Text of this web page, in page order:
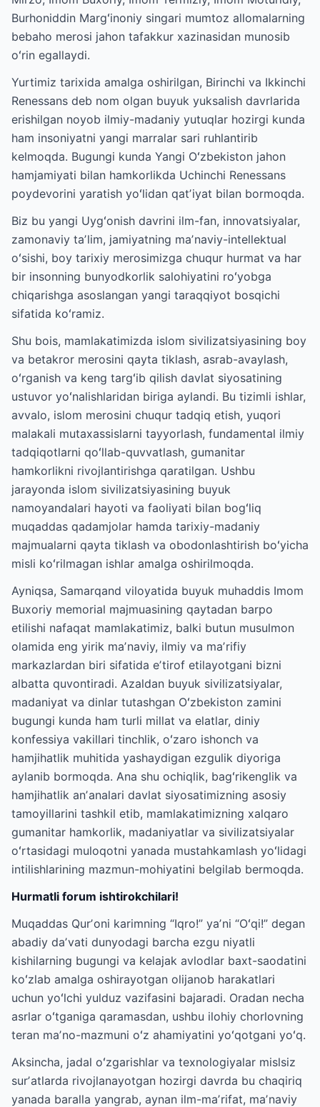
Burhoniddin Margʻinoniy singari mumtoz allomalarning
bebaho merosi jahon tafakkur xazinasidan munosib
oʻrin egallaydi.
Yurtimiz tarixida amalga oshirilgan, Birinchi va Ikkinchi
Renessans deb nom olgan buyuk yuksalish davrlarida
erishilgan noyob ilmiy-madaniy yutuqlar hozirgi kunda
ham insoniyatni yangi marralar sari ruhlantirib
kelmoqda. Bugungi kunda Yangi Oʻzbekiston jahon
hamjamiyati bilan hamkorlikda Uchinchi Renessans
poydevorini yaratish yoʻlidan qatʼiyat bilan bormoqda.
Biz bu yangi Uygʻonish davrini ilm-fan, innovatsiyalar,
zamonaviy taʼlim, jamiyatning maʼnaviy-intellektual
oʻsishi, boy tarixiy merosimizga chuqur hurmat va har
bir insonning bunyodkorlik salohiyatini roʻyobga
chiqarishga asoslangan yangi taraqqiyot bosqichi
sifatida koʻramiz.
Shu bois, mamlakatimizda islom sivilizatsiyasining boy
va betakror merosini qayta tiklash, asrab-avaylash,
oʻrganish va keng targʻib qilish davlat siyosatining
ustuvor yoʻnalishlaridan biriga aylandi. Bu tizimli ishlar,
avvalo, islom merosini chuqur tadqiq etish, yuqori
malakali mutaxassislarni tayyorlash, fundamental ilmiy
tadqiqotlarni qoʻllab-quvvatlash, gumanitar
hamkorlikni rivojlantirishga qaratilgan. Ushbu
jarayonda islom sivilizatsiyasining buyuk
namoyandalari hayoti va faoliyati bilan bogʻliq
muqaddas qadamjolar hamda tarixiy-madaniy
majmualarni qayta tiklash va obodonlashtirish boʻyicha
misli koʻrilmagan ishlar amalga oshirilmoqda.
Ayniqsa, Samarqand viloyatida buyuk muhaddis Imom
Buxoriy memorial majmuasining qaytadan barpo
etilishi nafaqat mamlakatimiz, balki butun musulmon
olamida eng yirik maʼnaviy, ilmiy va maʼrifiy
markazlardan biri sifatida eʼtirof etilayotgani bizni
albatta quvontiradi. Azaldan buyuk sivilizatsiyalar,
madaniyat va dinlar tutashgan Oʻzbekiston zamini
bugungi kunda ham turli millat va elatlar, diniy
konfessiya vakillari tinchlik, oʻzaro ishonch va
hamjihatlik muhitida yashaydigan ezgulik diyoriga
aylanib bormoqda. Ana shu ochiqlik, bagʻrikenglik va
hamjihatlik anʼanalari davlat siyosatimizning asosiy
tamoyillarini tashkil etib, mamlakatimizning xalqaro
gumanitar hamkorlik, madaniyatlar va sivilizatsiyalar
oʻrtasidagi muloqotni yanada mustahkamlash yoʻlidagi
intilishlarining mazmun-mohiyatini belgilab bermoqda.
Hurmatli forum ishtirokchilari!
Muqaddas Qurʼoni karimning “Iqro!” yaʼni “Oʻqi!” degan
abadiy daʼvati dunyodagi barcha ezgu niyatli
kishilarning bugungi va kelajak avlodlar baxt-saodatini
koʻzlab amalga oshirayotgan olijanob harakatlari
uchun yoʻlchi yulduz vazifasini bajaradi. Oradan necha
asrlar oʻtganiga qaramasdan, ushbu ilohiy chorlovning
teran maʼno-mazmuni oʻz ahamiyatini yoʻqotgani yoʻq.
Aksincha, jadal oʻzgarishlar va texnologiyalar mislsiz
surʼatlarda rivojlanayotgan hozirgi davrda bu chaqiriq
yanada baralla yangrab, aynan ilm-maʼrifat, maʼnaviy